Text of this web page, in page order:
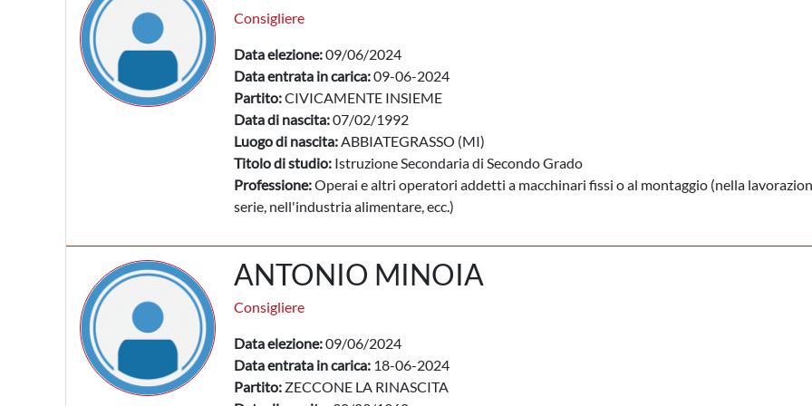
Consigliere
Data elezione:09/06/2024
Data entrata in carica:09-06-2024
Partito:CIVICAMENTE INSIEME
Data di nascita:07/02/1992
Luogo di nascita:ABBIATEGRASSO (MI)
Titolo di studio: Istruzione Secondaria di Secondo Grado
Professione:Operai e altri operatori addetti a macchinari fissi o al montaggio (nella
serie, nell'industria alimentare, ecc.)
ANTONIO MINOIA
Consigliere
Data elezione:09/06/2024
Data entrata in carica: 18-06-2024
Partito: ZECCONE LA RINASCITA